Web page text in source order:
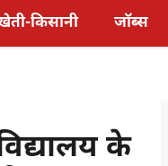
किसानी जॉब्स
के